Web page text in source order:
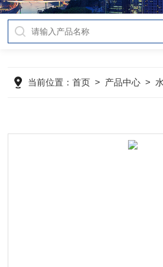
当前位置：首页 > 产品中心 >